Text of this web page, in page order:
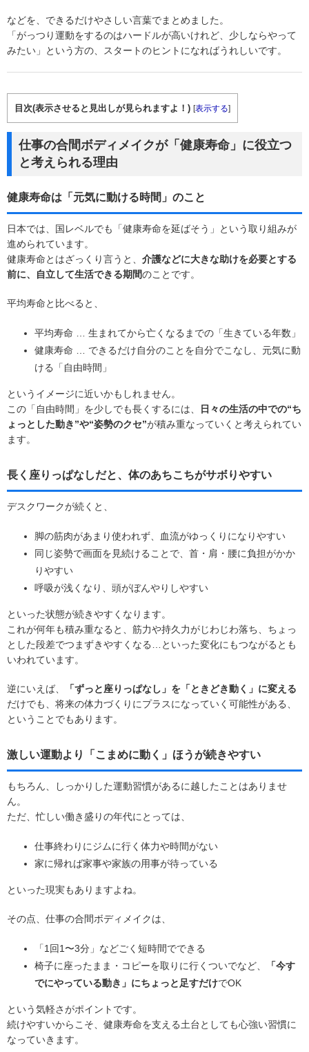
などを、できるだけやさしい言葉でまとめました。
「がっつり運動をするのはハードルが高いけれど、少しならやって
みたい」という方の、スタートのヒントになればうれしいです。
目次(表示させると見出しが見られますよ！) [表示する]
仕事の合間ボディメイクが「健康寿命」に役立つ
と考えられる理由
健康寿命は「元気に動ける時間」のこと
日本では、国レベルでも「健康寿命を延ばそう」という取り組みが
進められています。
健康寿命とはざっくり言うと、 介護などに大きな助けを必要とする
前に、自立して生活できる期間のことです。
平均寿命と比べると、
平均寿命 … 生まれてから亡くなるまでの「生きている年数」
健康寿命 … できるだけ自分のことを自分でこなし、元気に動
ける「自由時間」
というイメージに近いかもしれません。
この「自由時間」を少しでも長くするには、
日々の生活の中での“ち
ょっとした動き”や“姿勢のクセ”が積み重なっていくと考えられてい
ます。
長く座りっぱなしだと、体のあちこちがサボりやすい
デスクワークが続くと、
脚の筋肉があまり使われず、血流がゆっくりになりやすい
同じ姿勢で画面を見続けることで、首・肩・腰に負担がかか
りやすい
呼吸が浅くなり、頭がぼんやりしやすい
といった状態が続きやすくなります。
これが何年も積み重なると、筋力や持久力がじわじわ落ち、ちょっ
とした段差でつまずきやすくなる…といった変化にもつながるとも
いわれています。
逆にいえば、
「ずっと座りっぱなし」を「ときどき動く」に変える
だけでも、将来の体力づくりにプラスになっていく可能性がある、
ということでもあります。
激しい運動より「こまめに動く」ほうが続きやすい
もちろん、しっかりした運動習慣があるに越したことはありませ
ん。
ただ、忙しい働き盛りの年代にとっては、
仕事終わりにジムに行く体力や時間がない
家に帰れば家事や家族の用事が待っている
といった現実もありますよね。
その点、仕事の合間ボディメイクは、
「1回1〜3分」などごく短時間でできる
椅子に座ったまま・コピーを取りに行くついでなど、
「今す
でにやっている動き」にちょっと足すだけでOK
という気軽さがポイントです。
続けやすいからこそ、健康寿命を支える土台としても心強い習慣に
なっていきます。